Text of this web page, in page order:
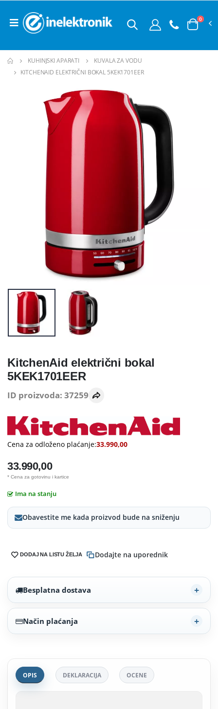
0
KUHINJSKI APARATI
KUVALA ZA VODU
KITCHENAID ELEKTRIČNI BOKAL 5KEK1701EER
KitchenAid električni bokal
5KEK1701EER
ID proizvoda: 37259
Cena za odloženo plaćanje:33.990,00
33.990,00
* Cena za gotovinu i kartice
Ima na stanju
Obavestite me kada proizvod bude na sniženju
DODAJ NA LISTU ŽELJA Dodajte na uporednik
Besplatna dostava
Način plaćanja
OPIS DEKLARACIJA OCENE